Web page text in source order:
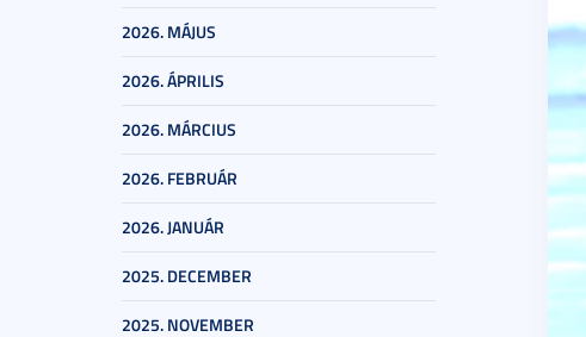
2026. MÁJUS
2026. ÁPRILIS
2026. MÁRCIUS
2026. FEBRUÁR
2026. JANUÁR
2025. DECEMBER
2025. NOVEMBER